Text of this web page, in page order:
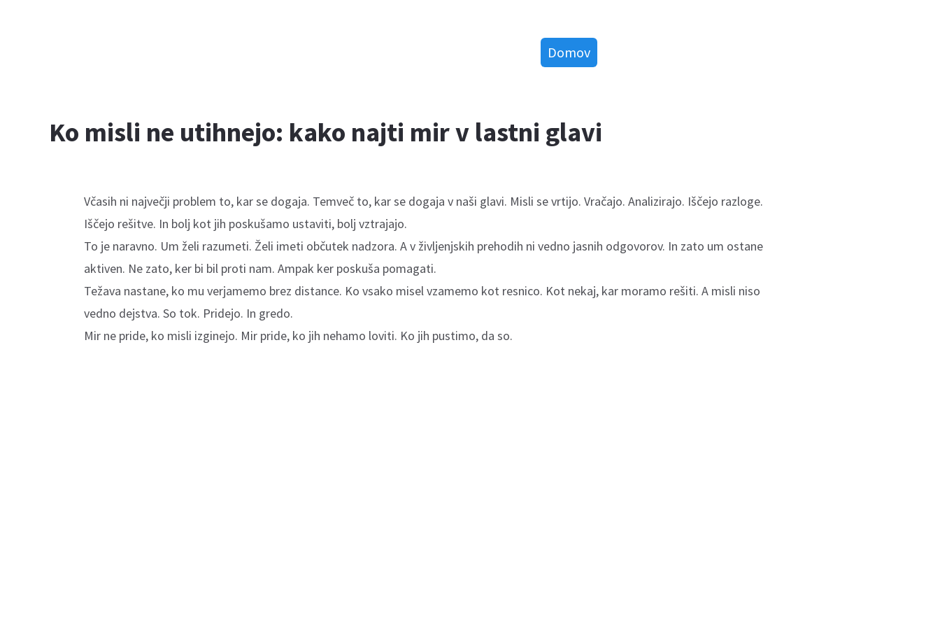
Domov
Ko misli ne utihnejo: kako najti mir v lastni glavi
Včasih ni največji problem to, kar se dogaja. Temveč to, kar se dogaja v naši glavi. Misli se vrtijo. Vračajo. Analizirajo. Iščejo razloge.
Iščejo rešitve. In bolj kot jih poskušamo ustaviti, bolj vztrajajo.
To je naravno. Um želi razumeti. Želi imeti občutek nadzora. A v življenjskih prehodih ni vedno jasnih odgovorov. In zato um ostane
aktiven. Ne zato, ker bi bil proti nam. Ampak ker poskuša pomagati.
Težava nastane, ko mu verjamemo brez distance. Ko vsako misel vzamemo kot resnico. Kot nekaj, kar moramo rešiti. A misli niso
vedno dejstva. So tok. Pridejo. In gredo.
Mir ne pride, ko misli izginejo. Mir pride, ko jih nehamo loviti. Ko jih pustimo, da so.